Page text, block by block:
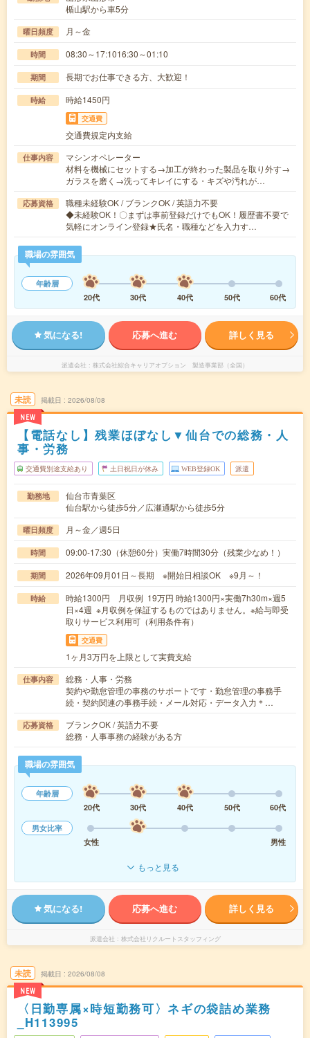
楯山駅から車5分
曜日頻度 月～金
時間 08:30～17:1016:30～01:10
期間 長期でお仕事できる方、大歓迎！
時給 時給1450円
交通費
交通費規定内支給
仕事内容
マシンオペレーター
材料を機械にセットする→加工が終わった製品を取り外す→
ガラスを磨く→洗ってキレイにする・キズや汚れが…
応募資格
職種未経験OK / ブランクOK / 英語力不要
◆未経験OK！〇まずは事前登録だけでもOK！履歴書不要で
気軽にオンライン登録★氏名・職種などを入力す…
職場の雰囲気
年齢層
20代
30代 40代 50代 60代
気になる! 応募へ進む 詳しく見る
派遣会社 株式会社綜合キャリアオプション 製造事業部（全国）
未読
NEW
掲載日 2026/08/08
【電話なし】残業ほぼなし▼仙台での総務・人
事・労務
交通費別途支給あり 土日祝日が休み WEB登録OK 派遣
勤務地
仙台市青葉区
仙台駅から徒歩5分／広瀬通駅から徒歩5分
曜日頻度 月～金／週5日
時間 09:00-17:30（休憩60分）実働7時間30分（残業少なめ！）
期間 2026年09月01日～長期 ※開始日相談OK ※9月～！
時給
時給1300円 月収例 19万円 時給1300円×実働7h30m×週5
日×4週 ※月収例を保証するものではありません。※給与即受
取りサービス利用可（利用条件有）
交通費
1ヶ月3万円を上限として実費支給
仕事内容
総務・人事・労務
契約や勤怠管理の事務のサポートです・勤怠管理の事務手
続・契約関連の事務手続・メール対応・データ入力＊…
応募資格
ブランクOK / 英語力不要
総務・人事事務の経験がある方
職場の雰囲気
年齢層
20代
30代 40代 50代
60代
男女比率
女性
男性
もっと見る
気になる! 応募へ進む 詳しく見る
派遣会社 株式会社リクルートスタッフィング
未読
NEW
掲載日 2026/08/08
〈日勤専属×時短勤務可〉ネギの袋詰め業務
_H113995